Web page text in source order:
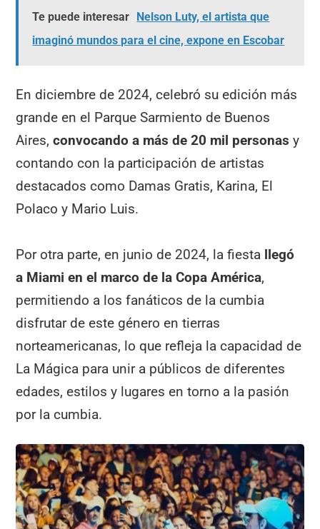
Te puede interesar Nelson Luty, el artista que
imaginó mundos para el cine, expone en Escobar
En diciembre de 2024, celebró su edición más
grande en el Parque Sarmiento de Buenos
Aires,convocando a más de 20 mil personas y
contando con la participación de artistas
destacados como Damas Gratis, Karina, El
Polaco y Mario Luis.
Por otra parte, en junio de 2024, la fiesta llegó
a Miami en el marco de la Copa América,
permitiendo a los fanáticos de la cumbia
disfrutar de este género en tierras
norteamericanas, lo que refleja la capacidad de
La Mágica para unir a públicos de diferentes
edades, estilos y lugares en torno a la pasión
por la cumbia.